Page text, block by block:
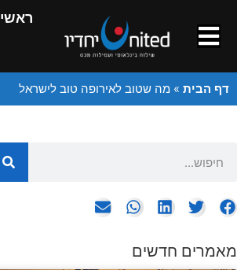
ראשי
דף הבית » מה שטוב לאירופה טוב לישראל
מאמרים חדשים